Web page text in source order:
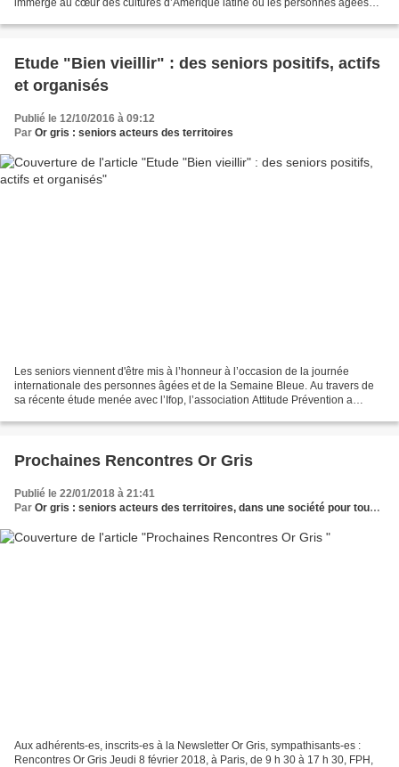
immerge au cœur des cultures d’Amérique latine où les personnes âgées
Etude "Bien vieillir" : des seniors positifs, actifs
et organisés
Publié le 12/10/2016 à 09:12
Par Or gris : seniors acteurs des territoires
Les seniors viennent d'être mis à l’honneur à l’occasion de la journée
internationale des personnes âgées et de la Semaine Bleue. Au travers de
sa récente étude menée avec l’Ifop, l’association Attitude Prévention a
Prochaines Rencontres Or Gris
Publié le 22/01/2018 à 21:41
Par Or gris : seniors acteurs des territoires, dans une société pour tous les âges
Aux adhérents-es, inscrits-es à la Newsletter Or Gris, sympathisants-es :
Rencontres Or Gris Jeudi 8 février 2018, à Paris, de 9 h 30 à 17 h 30, FPH,